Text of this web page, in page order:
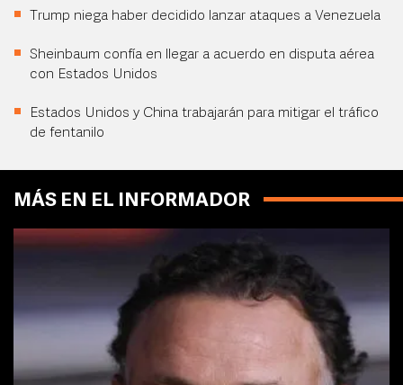
Trump niega haber decidido lanzar ataques a Venezuela
Sheinbaum confía en llegar a acuerdo en disputa aérea
con Estados Unidos
Estados Unidos y China trabajarán para mitigar el tráfico
de fentanilo
MÁS EN EL INFORMADOR